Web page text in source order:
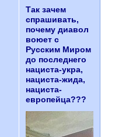
Так зачем
спрашивать,
почему диавол
воюет с
Русским Миром
до последнего
нациста-укра,
нациста-жида,
нациста-
европейца???